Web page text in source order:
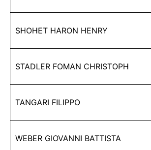
SHOHET HARON HENRY
STADLER FOMAN CHRISTOPH
TANGARI FILIPPO
WEBER GIOVANNI BATTISTA